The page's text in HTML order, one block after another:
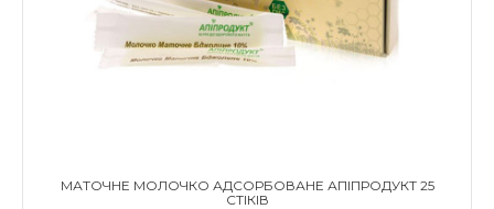
МАТОЧНЕ МОЛОЧКО АДСОРБОВАНЕ АПІПРОДУКТ 25
СТІКІВ